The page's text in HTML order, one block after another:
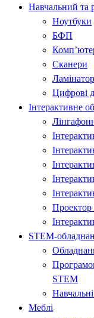
Навчальний та
Ноутбуки
БФП
Сканери
Цифрові
Інтерактивне
Проектор
STEM-
STEM​
Меблі